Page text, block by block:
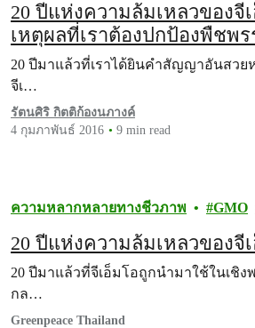
20 ปีแห่งความล้มเหลวของจี
เหตุผลที่เราต้องปกป้องพืชพ
ไทย
20 ปีมาแล้วที่เราได้ยินคำสัญญาอันสวย
จีเ…
รัตนศิริ กิตติก้องนภางค์
4 กุมภาพันธ์ 2016
9 min read
ความหลากหลายทางชีวภาพ GMO
20 ปีแห่งความล้มเหลวของจี
20 ปีมาแล้วที่จีเอ็มโอถูกนำมาใช้ในเชิ
กล…
Greenpeace Thailand